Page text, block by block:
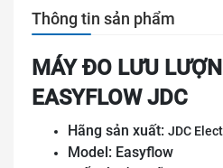
Thông tin sản phẩm
MÁY ĐO LƯU
EASYFLOW JDC
Hãng sản xuất: JDC
Model: Easyflow